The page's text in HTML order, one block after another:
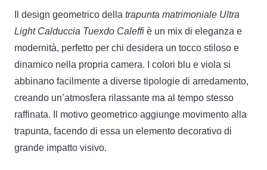
Il design geometrico della trapunta matrimoniale Ultra
Light Calduccia Tuexdo Caleffi è un mix di eleganza e
modernità, perfetto per chi desidera un tocco stiloso e
dinamico nella propria camera. I colori blu e viola si
abbinano facilmente a diverse tipologie di arredamento,
creando un’atmosfera rilassante ma al tempo stesso
raffinata. Il motivo geometrico aggiunge movimento alla
trapunta, facendo di essa un elemento decorativo di
grande impatto visivo.